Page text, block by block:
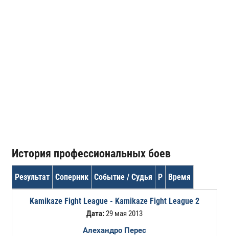
История профессиональных боев
Результат Соперник Событие / Судья Р Время
Kamikaze Fight League - Kamikaze Fight League 2
Дата:29 мая 2013
Алехандро Перес